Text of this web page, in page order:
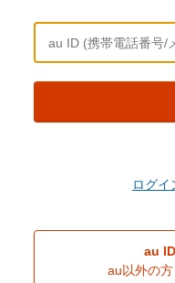
ログイ
au
au以外の